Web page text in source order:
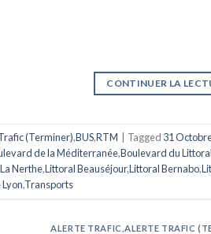
CONTINUER LA
(Terminer),BUS,RTM Tagged 31
de la Méditerranée,Boulevard du Littoral
La Nerthe,Littoral Beauséjour,Littoral Bernabo,
,Transports
ALERTE TRAFIC ,ALERTE TRAFIC